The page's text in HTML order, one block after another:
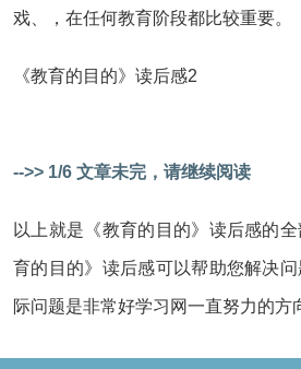
戏、，在任何教育阶段都比较重要。
《教育的目的》读后感2
-->> 1/6 文章未完，请继续阅读
以上就是《教育的目的》读后感的
育的目的》读后感可以帮助您解决
际问题是非常好学习网一直努力的方